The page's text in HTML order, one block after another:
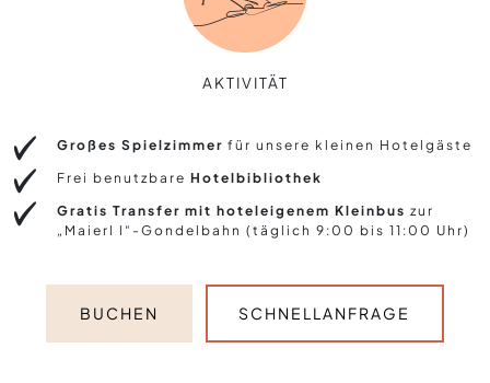
AKTIVITÄT
Großes Spielzimmer für unsere kleinen Hotelgäste
Frei benutzbare Hotelbibliothek
Gratis Transfer mit hoteleigenem Kleinbus zur
„Maierl l“-Gondelbahn (täglich 9:00 bis 11:00 Uhr)
BUCHEN SCHNELLANFRAGE